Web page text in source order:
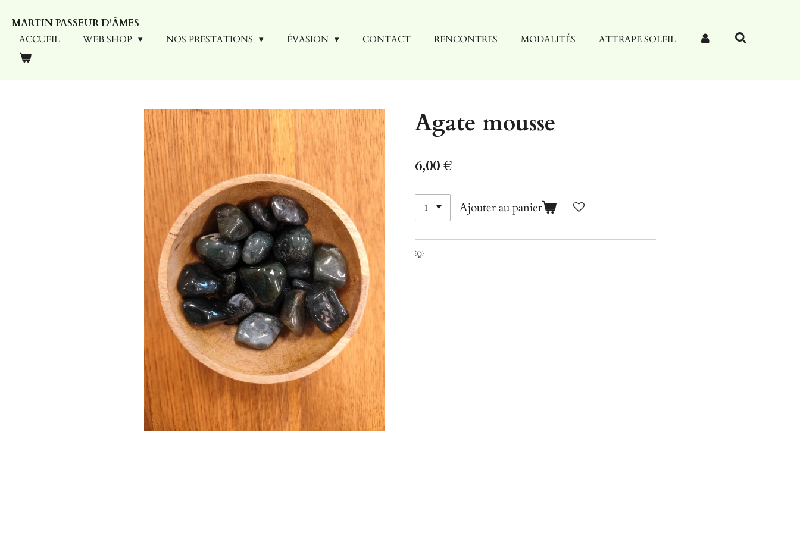
au
contenu
principal
MARTIN PASSEUR D'ÂMES
ACCUEIL WEB SHOP NOS PRESTATIONS ÉVASION CONTACT RENCONTRES MODALITÉS ATTRAPE SOLEIL
Agate mousse
6,00 €
Ajouter au panier
💡